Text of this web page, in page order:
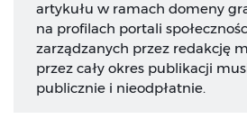
artykułu w ramach domeny
na profilach portali
zarządzanych przez redakcję
przez cały okres publikacji
publicznie i nieodpłatnie.